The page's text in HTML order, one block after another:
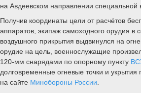
на Авдеевском направлении специальной
Получив координаты цели от расчётов
аппаратов, экипаж самоходного орудия в
воздушного прикрытия выдвинулся на
орудие на цель, военнослужащие
120-мм снарядами по опорному пункту
долговременные огневые точки и укрытия
на сайте Минобороны России.